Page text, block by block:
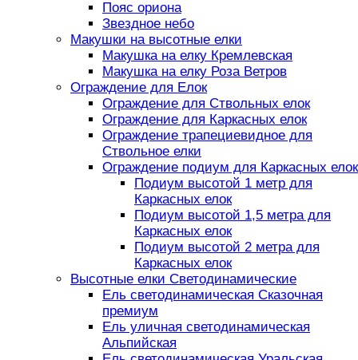
Пояс ориона
Звездное небо
Макушки на высотные елки
Макушка на елку Кремлевская
Макушка на елку Роза Ветров
Ограждение для Елок
Ограждение для Ствольных елок
Ограждение для Каркасных елок
Ограждение трапециевидное для
Ствольное елки
Ограждение подиум для Каркасных елок
Подиум высотой 1 метр для
Каркасных елок
Подиум высотой 1,5 метра для
Каркасных елок
Подиум высотой 2 метра для
Каркасных елок
Высотные елки Светодинамические
Ель светодинамическая Сказочная
премиум
Ель уличная светодинамическая
Альпийская